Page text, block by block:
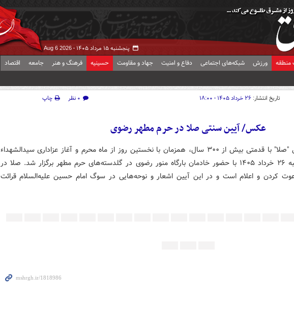
پنجشنبه ۱۵ مرداد ۱۴۰۵ - Aug 6 2026
منطقه ورزش شبکه‌های اجتماعی دفاع و امنیت جهاد و مقاومت حسینیه فرهنگ و هنر جامعه اقتصاد
تاریخ انتشار: ۲۶ خرداد ۱۴۰۵ - ۱۸:۰۰ ۰ نظر
چاپ
عکس/ آیین سنتی صلا در حرم مطهر رضوی
آئین سنتی "صلا" با قدمتی بیش از ۳۰۰ سال، همزمان با نخستین روز از ماه محرم و آغاز عزاداری سیدالشهداء
علیه‌السلام، صبح روز سه‌شنبه ۲۶ خرداد ۱۴۰۵ با حضور خادمان بارگاه منور رضوی در گلدسته‌های حرم مطهر برگزار شد. صلا در
کردن و اعلام است و در این آیین اشعار و نوحه‌هایی در سوگ امام حسین علیه‌السلام قرائت